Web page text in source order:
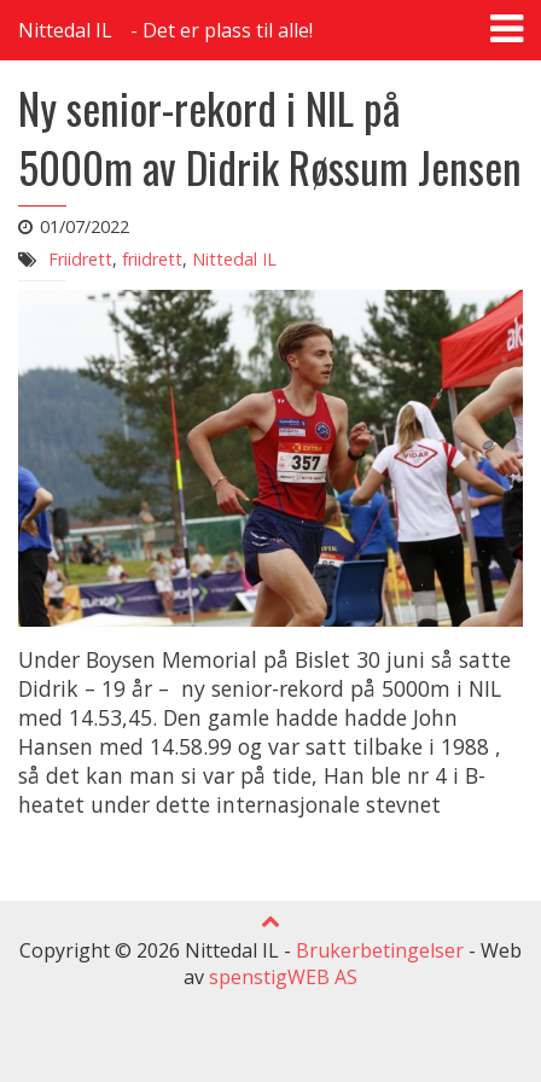
Nittedal IL Det er plass til alle!
Ny senior-rekord i NIL på
5000m av Didrik Røssum Jensen
01/07/2022
Friidrett, friidrett, Nittedal IL
Under Boysen Memorial på Bislet 30 juni så satte
Didrik – 19 år – ny senior-rekord på 5000m i NIL
med 14.53,45. Den gamle hadde hadde John
Hansen med 14.58.99 og var satt tilbake i 1988 ,
så det kan man si var på tide, Han ble nr 4 i B-
heatet under dette internasjonale stevnet
Copyright © 2026 Nittedal IL - Brukerbetingelser - Web
avspenstigWEB AS